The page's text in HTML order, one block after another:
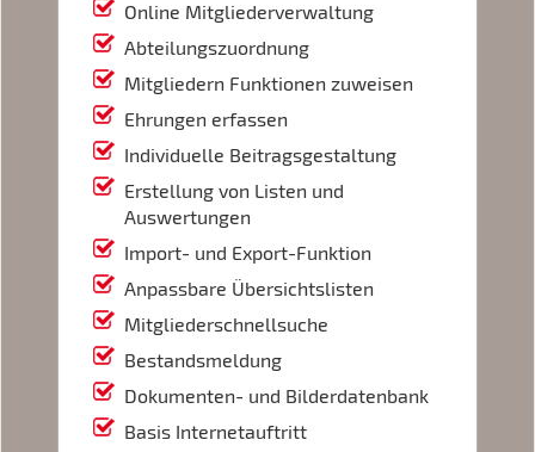
Online Mitgliederverwaltung
Abteilungszuordnung
Mitgliedern Funktionen zuweisen
Ehrungen erfassen
Individuelle Beitragsgestaltung
Erstellung von Listen und
Auswertungen
Import- und Export-Funktion
Anpassbare Übersichtslisten
Mitgliederschnellsuche
Bestandsmeldung
Dokumenten- und Bilderdatenbank
Basis Internetauftritt